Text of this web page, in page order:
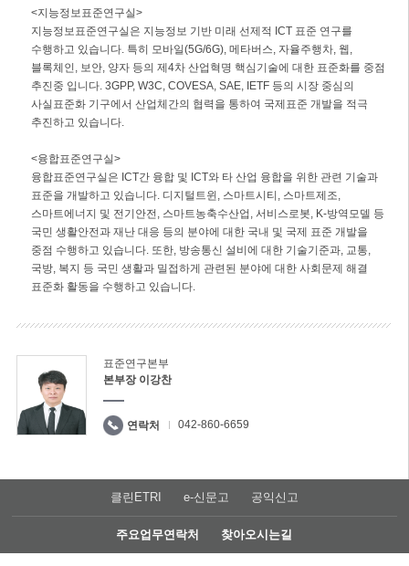
<지능정보표준연구실>
지능정보표준연구실은 지능정보 기반 미래 선제적 ICT 표준 연구를
수행하고 있습니다. 특히 모바일(5G/6G), 메타버스, 자율주행차, 웹,
블록체인, 보안, 양자 등의 제4차 산업혁명 핵심기술에 대한 표준화를 중점
추진중 입니다. 3GPP, W3C, COVESA, SAE, IETF 등의 시장 중심의
사실표준화 기구에서 산업체간의 협력을 통하여 국제표준 개발을 적극
추진하고 있습니다.
<융합표준연구실>
융합표준연구실은 ICT간 융합 및 ICT와 타 산업 융합을 위한 관련 기술과
표준을 개발하고 있습니다. 디지털트윈, 스마트시티, 스마트제조,
스마트에너지 및 전기안전, 스마트농축수산업, 서비스로봇, K-방역모델 등
국민 생활안전과 재난 대응 등의 분야에 대한 국내 및 국제 표준 개발을
중점 수행하고 있습니다. 또한, 방송통신 설비에 대한 기술기준과, 교통,
국방, 복지 등 국민 생활과 밀접하게 관련된 분야에 대한 사회문제 해결
표준화 활동을 수행하고 있습니다.
표준연구본부
본부장 이강찬
연락처 042-860-6659
클린ETRI e-신문고 공익신고
주요업무연락처 찾아오시는길